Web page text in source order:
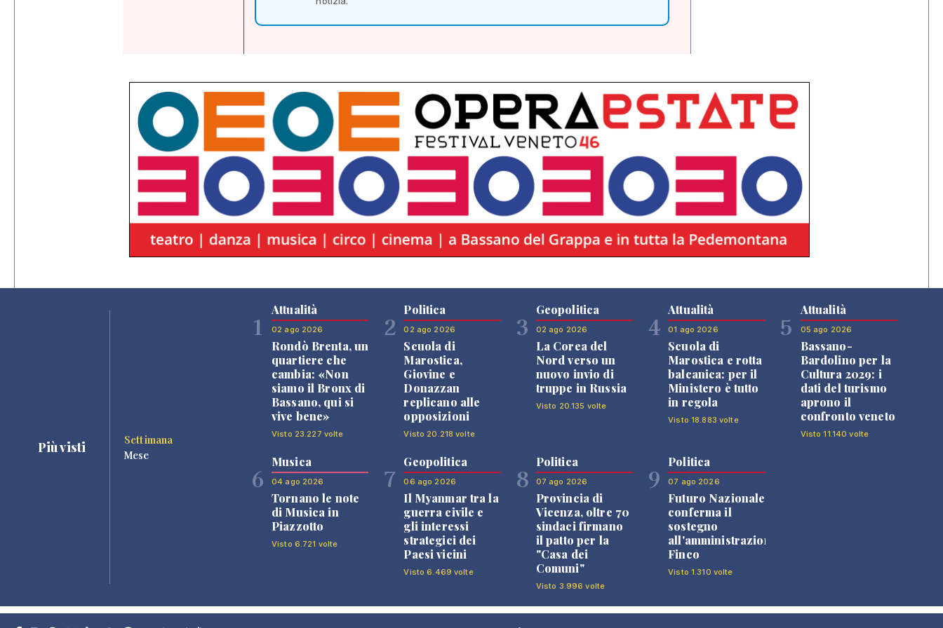
Più visti
Settimana
Mese
1
Attualità
02 ago 2026
Rondò Brenta, un
quartiere che
cambia: «Non
siamo il Bronx di
Bassano, qui si
vive bene»
Visto 23.227 volte
2
Politica
02 ago 2026
Scuola di
Marostica,
Giovine e
Donazzan
replicano alle
opposizioni
Visto 20.218 volte
3
Geopolitica
02 ago 2026
La Corea del
Nord verso un
nuovo invio di
truppe in Russia
Visto 20.135 volte
4
Attualità
01 ago 2026
Scuola di
Marostica e rotta
balcanica: per il
Ministero è tutto
in regola
Visto 18.883 volte
5
Attualità
05 ago 2026
Bassano-
Bardolino per la
Cultura 2029: i
dati del turismo
aprono il
confronto veneto
Visto 11.140 volte
6
Musica
04 ago 2026
Tornano le note
di Musica in
Piazzotto
Visto 6.721 volte
7
Geopolitica
06 ago 2026
Il Myanmar tra la
guerra civile e
gli interessi
strategici dei
Paesi vicini
Visto 6.469 volte
8
Politica
07 ago 2026
Provincia di
Vicenza, oltre 70
sindaci firmano
il patto per la
"Casa dei
Comuni"
Visto 3.996 volte
9
Politica
07 ago 2026
Futuro Nazionale
conferma il
sostegno
all'amministrazione
Finco
Visto 1.310 volte